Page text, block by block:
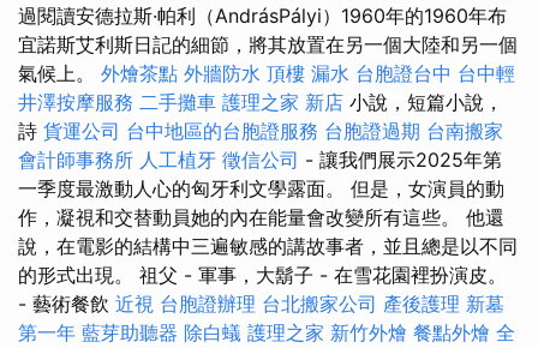
過閱讀安德拉斯·帕利（AndrásPályi）1960年的1960年布
宜諾斯艾利斯日記的細節，將其放置在另一個大陸和另一個
氣候上。 外燴茶點 外牆防水 頂樓 漏水 台胞證台中 台中輕
井澤按摩服務 二手攤車 護理之家 新店 小說，短篇小說，
詩 貨運公司 台中地區的台胞證服務 台胞證過期 台南搬家
會計師事務所 人工植牙 徵信公司 - 讓我們展示2025年第
一季度最激動人心的匈牙利文學露面。 但是，女演員的動
作，凝視和交替動員她的內在能量會改變所有這些。 他還
說，在電影的結構中三遍敏感的講故事者，並且總是以不同
的形式出現。 祖父 - 軍事，大鬍子 - 在雪花園裡扮演皮。
- 藝術餐飲 近視 台胞證辦理 台北搬家公司 產後護理 新墓
第一年 藍芽助聽器 除白蟻 護理之家 新竹外燴 餐點外燴 全